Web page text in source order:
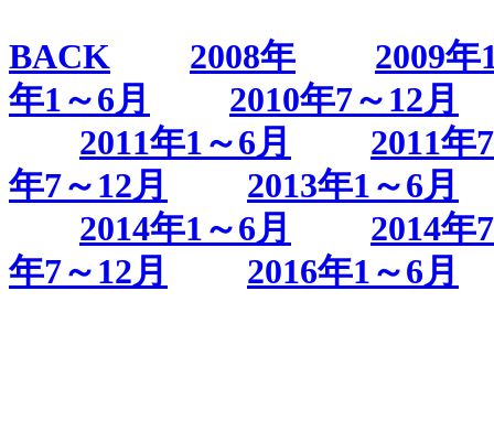
BACK 2008年
2009年
年1～6月
2010年7～12月
2011年1～6月
2011年
年7～12月
2013年1～6月
2014年1～6月
2014年
年7～12月
2016年1～6月